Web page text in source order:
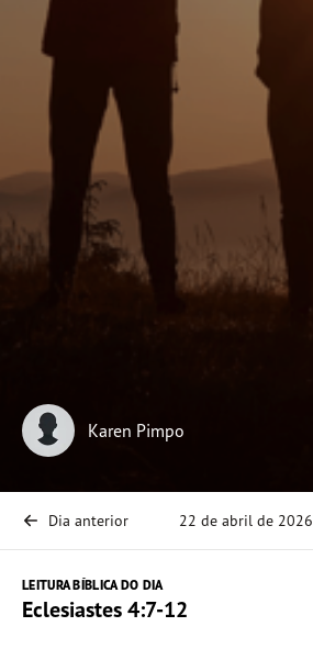
DOE AGORA
Karen Pimpo
Dia anterior 22 de abril de 2026
LEITURA BÍBLICA DO DIA
Eclesiastes 4:7-12